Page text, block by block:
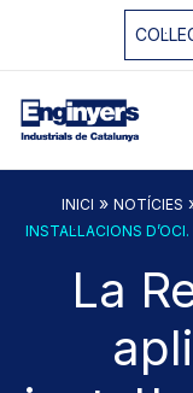
INICI » NOTÍCIES
INSTAL·LACIONS
La